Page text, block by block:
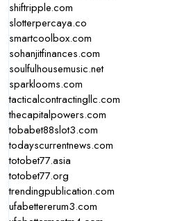
shiftripple.com
slotterpercaya.co
smartcoolbox.com
sohanjitfinances.com
soulfulhousemusic.net
sparklooms.com
tacticalcontractingllc.com
thecapitalpowers.com
tobabet88slot3.com
todayscurrentnews.com
totobet77.asia
totobet77.org
trendingpublication.com
ufabettererum3.com